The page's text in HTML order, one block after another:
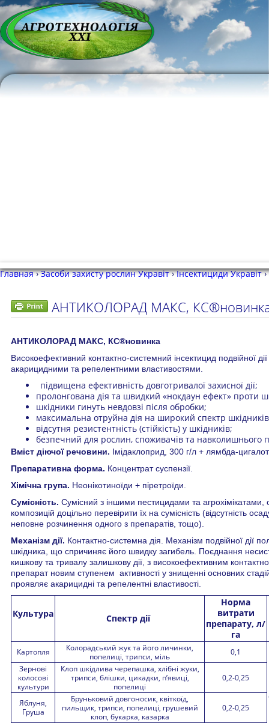
Главная › Засоби захисту рослин Укравіт › Інсектициди Укравіт ›
АНТИКОЛОРАД МАКС, КС®новинка
АНТИКОЛОРАД МАКС, КС®новинка
Високоефективний контактно-системний інсектицид подвійної
акарицидними та репелентними властивостями.
підвищена ефективність довготривалої захисної дії;
пролонгована дія та швидкий «нокдаун ефект» проти
шкідники гинуть невдовзі після обробки;
максимальна отруйна дія на широкий спектр шкідників
відсутня резистентність (стійкість) у шкідників;
безпечний для рослин, споживачів та навколишнього
Вміст діючої речовини. Імідаклоприд, 300 г/л + лямбда-
Препаративна форма. Концентрат суспензії.
Хімічна група. Неонікотиноїди + піретроїди.
Сумісність. Сумісний з іншими пестицидами та
композицій доцільно перевірити їх на сумісність (відсутність
неповне розчинення одного з препаратів, тощо).
Механізм дії. Контактно-системна дія. Механізм подвійної дії
шкідника, що спричиняє його швидку загибель. Поєднання
кишкову та тривалу залишкову дії, з високоефективним
препарат новим ступенем активності у знищенні основних
проявляє акарицидні та репелентні властивості.
Культура Спектр дії
Норма
витрати
препарату, л/
га
Картопля
Колорадський жук та його личинки,
попелиці, трипси, міль
0,1
Зернові
колосові
культури
Клоп шкідлива черепашка, хлібні жуки,
трипси, блішки, цикадки, п’явиці,
попелиці
0,2-0,25
Яблуня,
Груша
Бруньковий довгоносик, квіткоїд,
пильщик, трипси, попелиці, грушевий
клоп, букарка, казарка
0,2-0,25